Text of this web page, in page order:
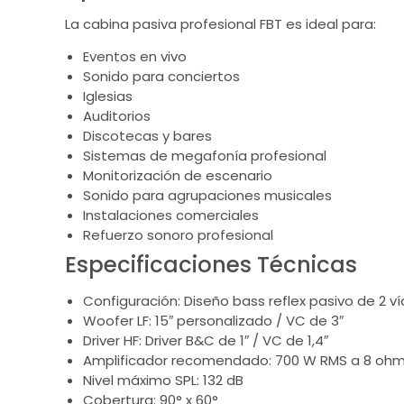
La cabina pasiva profesional FBT es ideal para:
Eventos en vivo
Sonido para conciertos
Iglesias
Auditorios
Discotecas y bares
Sistemas de megafonía profesional
Monitorización de escenario
Sonido para agrupaciones musicales
Instalaciones comerciales
Refuerzo sonoro profesional
Especificaciones Técnicas
Configuración: Diseño bass reflex pasivo de 2
Woofer LF: 15″ personalizado / VC de 3″
Driver HF: Driver B&C de 1″ / VC de 1,4″
Amplificador recomendado: 700 W RMS a 8
Nivel máximo SPL: 132 dB
Cobertura: 90° x 60°